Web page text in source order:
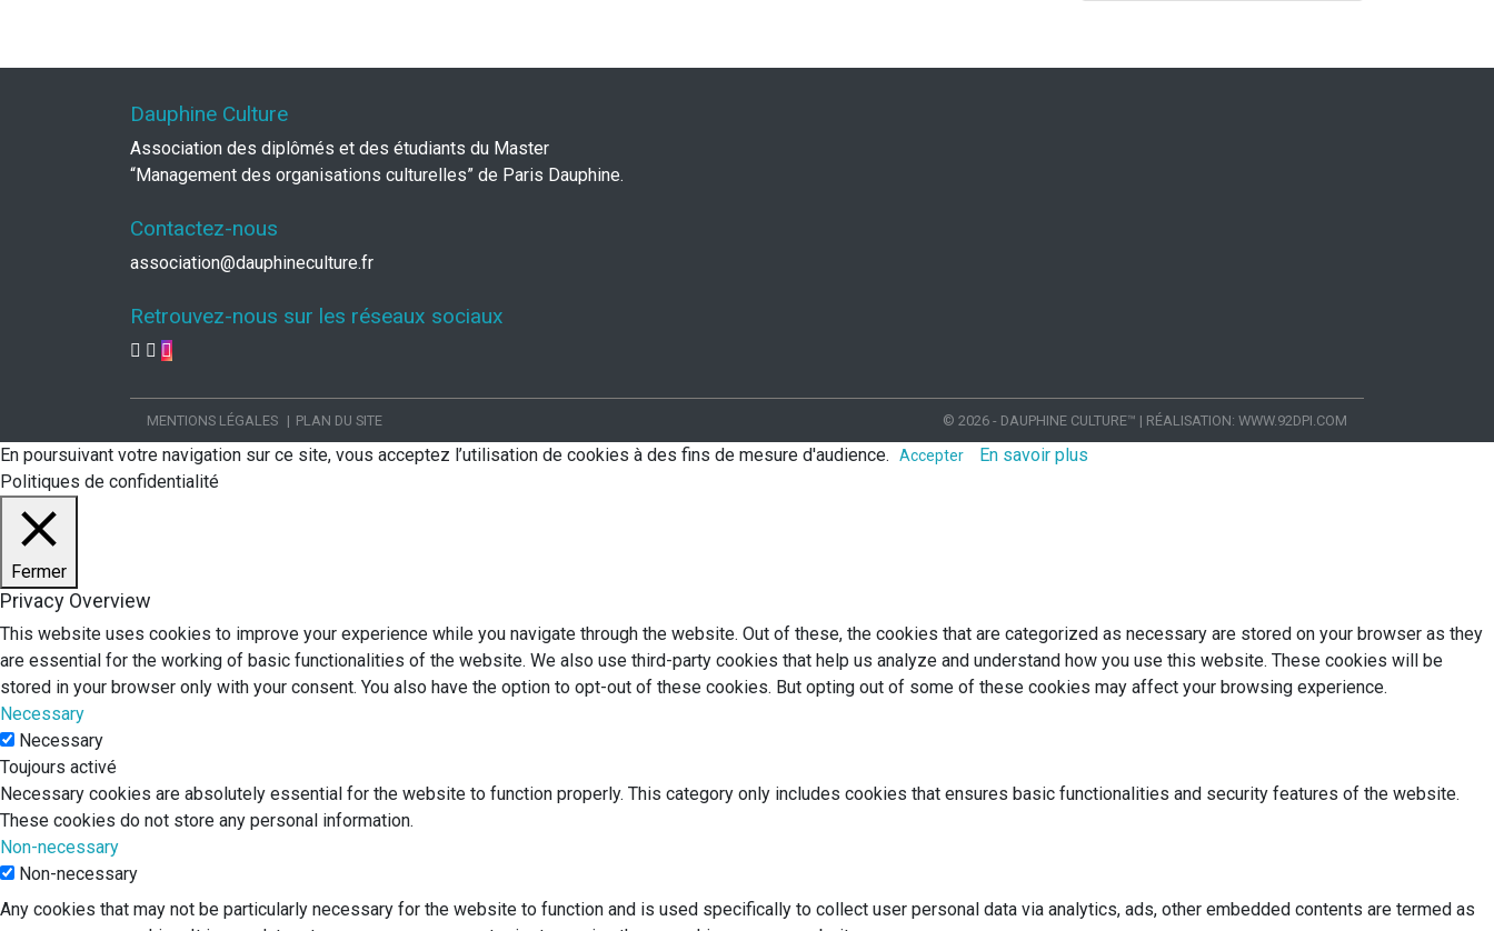
Dauphine Culture
Association des diplômés et des étudiants du Master
“Management des organisations culturelles” de Paris Dauphine.
Contactez-nous
association@dauphineculture.fr
Retrouvez-nous sur les réseaux sociaux
MENTIONS LÉGALES PLAN DU SITE © 2026 - DAUPHINE CULTURE™ | RÉALISATION: WWW.92DPI.COM
En poursuivant votre navigation sur ce site, vous acceptez l’utilisation de cookies à des fins de mesure d'audience. Accepter
En savoir plus
Politiques de confidentialité
Fermer
Privacy Overview
This website uses cookies to improve your experience while you navigate through the website. Out of these, the cookies that are categorized as necessary are stored on your browser as they
are essential for the working of basic functionalities of the website. We also use third-party cookies that help us analyze and understand how you use this website. These cookies will be
stored in your browser only with your consent. You also have the option to opt-out of these cookies. But opting out of some of these cookies may affect your browsing experience.
Necessary
Necessary
Toujours activé
Necessary cookies are absolutely essential for the website to function properly. This category only includes cookies that ensures basic functionalities and security features of the website.
These cookies do not store any personal information.
Non-necessary
Non-necessary
Any cookies that may not be particularly necessary for the website to function and is used specifically to collect user personal data via analytics, ads, other embedded contents are termed as